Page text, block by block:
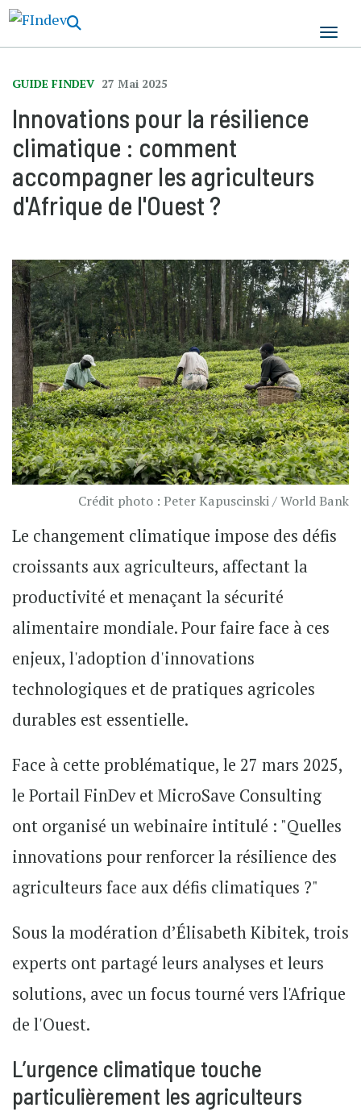
GUIDE FINDEV 27 Mai 2025
Innovations pour la résilience
climatique : comment
accompagner les agriculteurs
d'Afrique de l'Ouest ?
Crédit photo : Peter Kapuscinski / World Bank
Le changement climatique impose des défis
croissants aux agriculteurs, affectant la
productivité et menaçant la sécurité
alimentaire mondiale. Pour faire face à ces
enjeux, l'adoption d'innovations
technologiques et de pratiques agricoles
durables est essentielle.
Face à cette problématique, le 27 mars 2025,
le Portail FinDev et MicroSave Consulting
ont organisé un webinaire intitulé : "Quelles
innovations pour renforcer la résilience des
agriculteurs face aux défis climatiques ?"
Sous la modération d’Élisabeth Kibitek, trois
experts ont partagé leurs analyses et leurs
solutions, avec un focus tourné vers l'Afrique
de l'Ouest.
L’urgence climatique touche
particulièrement les agriculteurs